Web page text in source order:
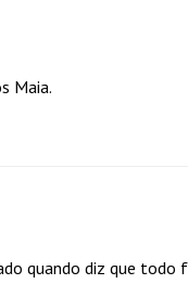
Maia.
quando diz que todo